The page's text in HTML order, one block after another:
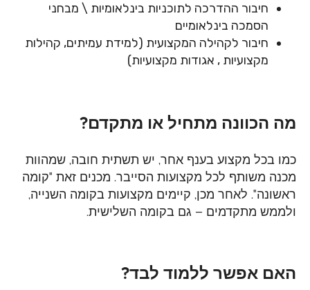
חיבור ההדרכה לתוכניות בינלאומיות \ מבחני
הסמכה בינלאומיים
חיבור לקהילה המקצועית (למידת עמיתים, קהילות
מקצועיות , אגודות מקצועיות)
מה הכוונה מתחיל או מתקדם?
כמו בכל מקצוע בענף אחר, יש תשתית חובה, שמהוות
מכנה משותף לכל מקצועות הסייבר. מכנים זאת "קומה
ראשונה". לאחר מכן, קיימים מקצועות בקומה השנייה,
ולממש מתקדמים – גם בקומה השלישית.
האם אפשר ללמוד לבד?